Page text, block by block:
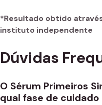
*Resultado obtido
instituto independente
Dúvidas
O Sérum Primeiros
qual fase de cuidado